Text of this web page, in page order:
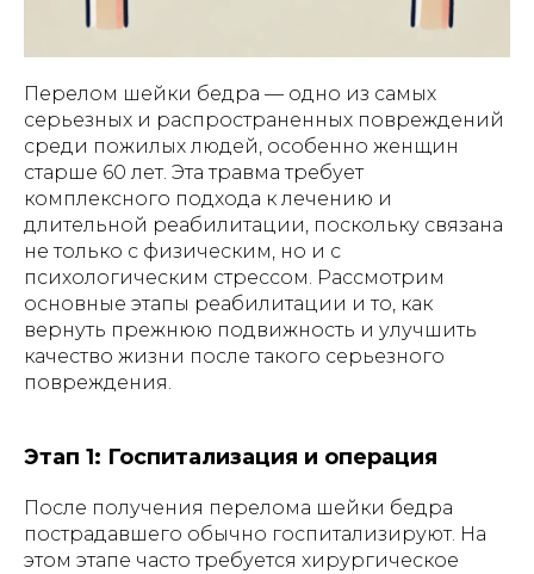
Перелом шейки бедра — одно из самых
серьезных и распространенных повреждений
среди пожилых людей, особенно женщин
старше 60 лет. Эта травма требует
комплексного подхода к лечению и
длительной реабилитации, поскольку связана
не только с физическим, но и с
психологическим стрессом. Рассмотрим
основные этапы реабилитации и то, как
вернуть прежнюю подвижность и улучшить
качество жизни после такого серьезного
повреждения.
Этап 1: Госпитализация и операция
После получения перелома шейки бедра
пострадавшего обычно госпитализируют. На
этом этапе часто требуется хирургическое